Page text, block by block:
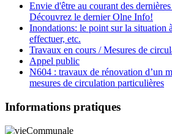
Envie d'être au courant des
Découvrez le dernier Olne Info!
Inondations: le point sur la situation
effectuer, etc.
Travaux en cours / Mesures de
Appel public
N604 : travaux de rénovation d’un
mesures de circulation particulières
Informations pratiques